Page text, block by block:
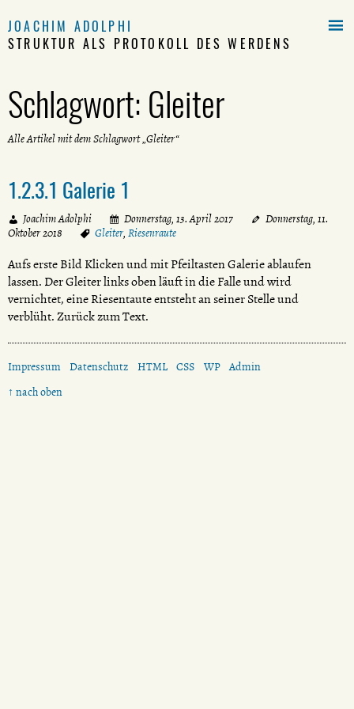
JOACHIM ADOLPHI
STRUKTUR ALS PROTOKOLL DES WERDENS
Schlagwort:Gleiter
Alle Artikel mit dem Schlagwort „Gleiter“
1.2.3.1 Galerie 1
Joachim Adolphi Donnerstag, 13. April 2017
Donnerstag, 11.
Oktober 2018
Gleiter, Riesenraute
Aufs erste Bild Klicken und mit Pfeiltasten Galerie ablaufen
lassen. Der Gleiter links oben läuft in die Falle und wird
vernichtet, eine Riesentaute entsteht an seiner Stelle und
verblüht. Zurück zum Text.

Impressum Datenschutz HTML CSS WP Admin
↑ nach oben